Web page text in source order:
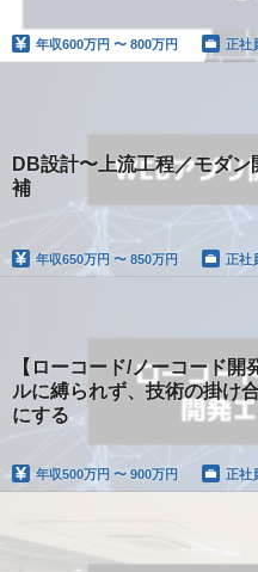
年収600万円 〜 800万円 正社
DB設計〜上流工程／モダ
補
年収650万円 〜 850万円 正社
【ローコード/ノーコード
ルに縛られず、技術の掛け
にする
年収500万円 〜 900万円 正社